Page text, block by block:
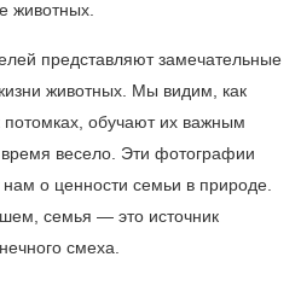
животных.
представляют замечательные
животных. Мы видим, как
потомках, обучают их важным
весело. Эти фотографии
о ценности семьи в природе.
семья — это источник
смеха.